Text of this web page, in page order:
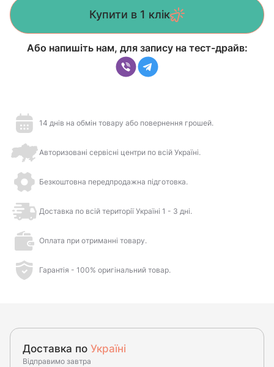
Купити в 1 клік
Або напишіть нам, для запису на тест-драйв:
14 днів на обмін товару або повернення грошей.
Авторизовані сервісні центри по всій Україні.
Безкоштовна передпродажна підготовка.
Доставка по всій території Україні 1 - 3 дні.
Оплата при отриманні товару.
Гарантія - 100% оригінальний товар.
Доставка по Україні
Відправимо завтра